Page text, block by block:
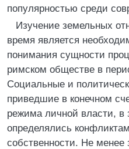
популярностью среди
Изучение земельных
время является
понимания сущности
римском обществе в
Социальные и
приведшие в конечном
режима личной власти, в
определялись
собственности. Не менее